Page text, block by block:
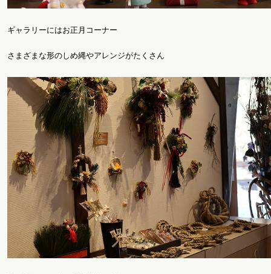
ギャラリーにはお正月コーナー
さまざまな形のしめ縄やアレンジがたくさん